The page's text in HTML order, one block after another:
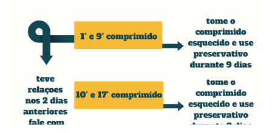
seguir a recomendação de seu médico. A yasmin® e elani
ciclo® são iguais? Sim são, ambas as pílulas têm a
mesma composição hormonal, apesar da yasmin ® ter
menos comprimidos, 21 comprimidos por carte...